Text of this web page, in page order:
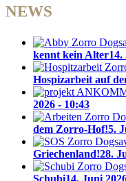
NEWS
kennt kein Alter14.
Hospizarbeit auf
2026 - 10:43
dem Zorro-Hof!5.
Griechenland!28.
Schubi14. Juni